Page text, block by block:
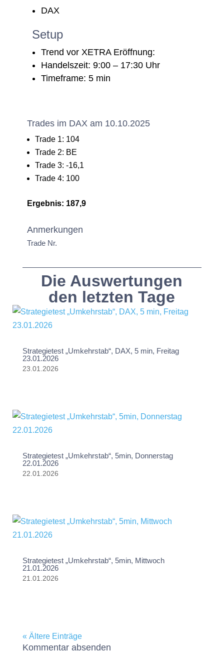
DAX
Setup
Trend vor XETRA Eröffnung:
Handelszeit: 9:00 – 17:30 Uhr
Timeframe: 5 min
Trades im DAX am 10.10.2025
Trade 1: 104
Trade 2: BE
Trade 3: -16,1
Trade 4: 100
Ergebnis: 187,9
Anmerkungen
Trade Nr.
Die Auswertungen
den letzten Tage
Strategietest „Umkehrstab“, DAX, 5 min, Freitag
23.01.2026
23.01.2026
Strategietest „Umkehrstab“, 5min, Donnerstag
22.01.2026
22.01.2026
Strategietest „Umkehrstab“, 5min, Mittwoch
21.01.2026
21.01.2026
« Ältere Einträge
Kommentar absenden